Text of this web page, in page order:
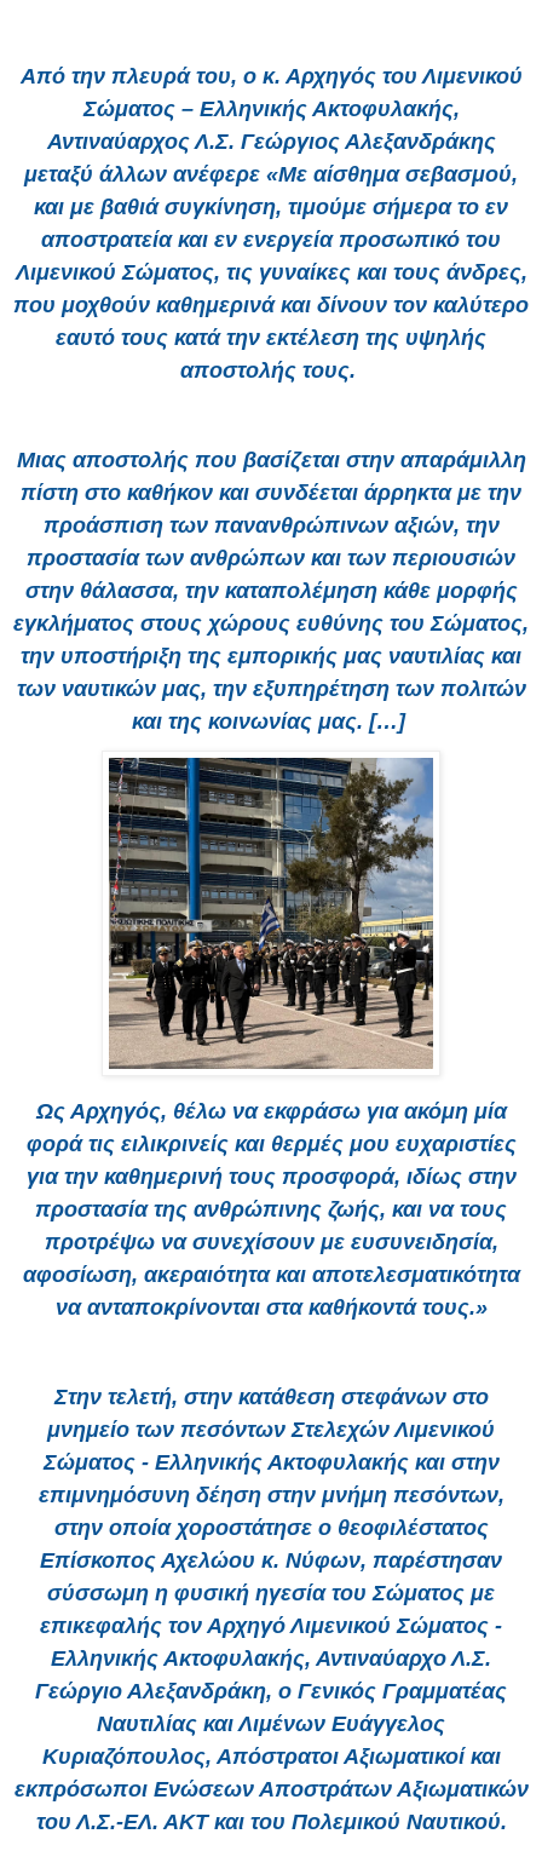
Από την πλευρά του, ο κ. Αρχηγός του Λιμενικού
Σώματος – Ελληνικής Ακτοφυλακής,
Αντιναύαρχος Λ.Σ. Γεώργιος Αλεξανδράκης
μεταξύ άλλων ανέφερε «Με αίσθημα σεβασμού,
και με βαθιά συγκίνηση, τιμούμε σήμερα το εν
αποστρατεία και εν ενεργεία προσωπικό του
Λιμενικού Σώματος, τις γυναίκες και τους άνδρες,
που μοχθούν καθημερινά και δίνουν τον καλύτερο
εαυτό τους κατά την εκτέλεση της υψηλής
αποστολής τους.
Μιας αποστολής που βασίζεται στην απαράμιλλη
πίστη στο καθήκον και συνδέεται άρρηκτα με την
προάσπιση των πανανθρώπινων αξιών, την
προστασία των ανθρώπων και των περιουσιών
στην θάλασσα, την καταπολέμηση κάθε μορφής
εγκλήματος στους χώρους ευθύνης του Σώματος,
την υποστήριξη της εμπορικής μας ναυτιλίας και
των ναυτικών μας, την εξυπηρέτηση των πολιτών
και της κοινωνίας μας. […]
Ως Αρχηγός, θέλω να εκφράσω για ακόμη μία
φορά τις ειλικρινείς και θερμές μου ευχαριστίες
για την καθημερινή τους προσφορά, ιδίως στην
προστασία της ανθρώπινης ζωής, και να τους
προτρέψω να συνεχίσουν με ευσυνειδησία,
αφοσίωση, ακεραιότητα και αποτελεσματικότητα
να ανταποκρίνονται στα καθήκοντά τους.»
Στην τελετή, στην κατάθεση στεφάνων στο
μνημείο των πεσόντων Στελεχών Λιμενικού
Σώματος - Ελληνικής Ακτοφυλακής και στην
επιμνημόσυνη δέηση στην μνήμη πεσόντων,
στην οποία χοροστάτησε ο θεοφιλέστατος
Επίσκοπος Αχελώου κ. Νύφων, παρέστησαν
σύσσωμη η φυσική ηγεσία του Σώματος με
επικεφαλής τον Αρχηγό Λιμενικού Σώματος -
Ελληνικής Ακτοφυλακής, Αντιναύαρχο Λ.Σ.
Γεώργιο Αλεξανδράκη, ο Γενικός Γραμματέας
Ναυτιλίας και Λιμένων Ευάγγελος
Κυριαζόπουλος, Απόστρατοι Αξιωματικοί και
εκπρόσωποι Ενώσεων Αποστράτων Αξιωματικών
του Λ.Σ.-ΕΛ. ΑΚΤ και του Πολεμικού Ναυτικού.